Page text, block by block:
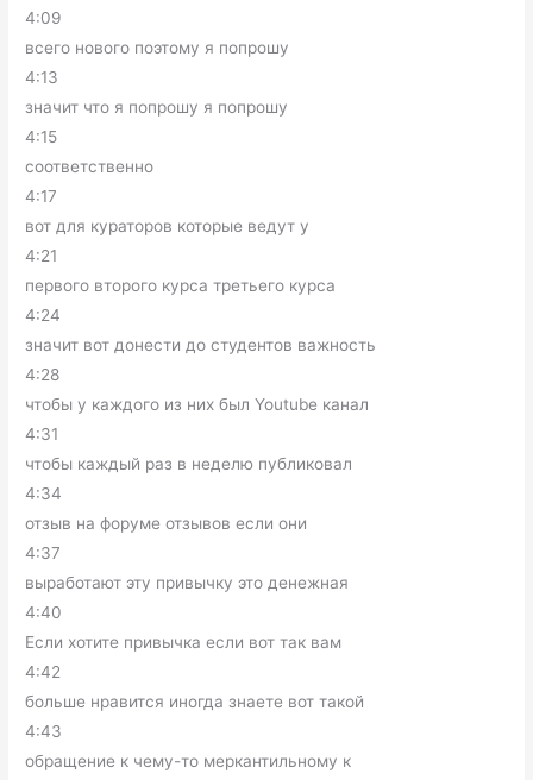
4:09
всего нового поэтому я попрошу
4:13
значит что я попрошу я попрошу
4:15
соответственно
4:17
вот для кураторов которые ведут у
4:21
первого второго курса третьего курса
4:24
значит вот донести до студентов важность
4:28
чтобы у каждого из них был Youtube канал
4:31
чтобы каждый раз в неделю публиковал
4:34
отзыв на форуме отзывов если они
4:37
выработают эту привычку это денежная
4:40
Если хотите привычка если вот так вам
4:42
больше нравится иногда знаете вот такой
4:43
обращение к чему-то меркантильному к